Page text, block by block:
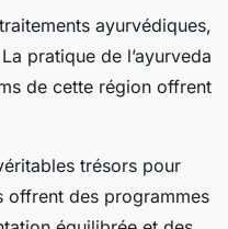
ayurvédiques,
pratique de l’ayurveda
de cette région offrent
trésors pour
offrent des programmes